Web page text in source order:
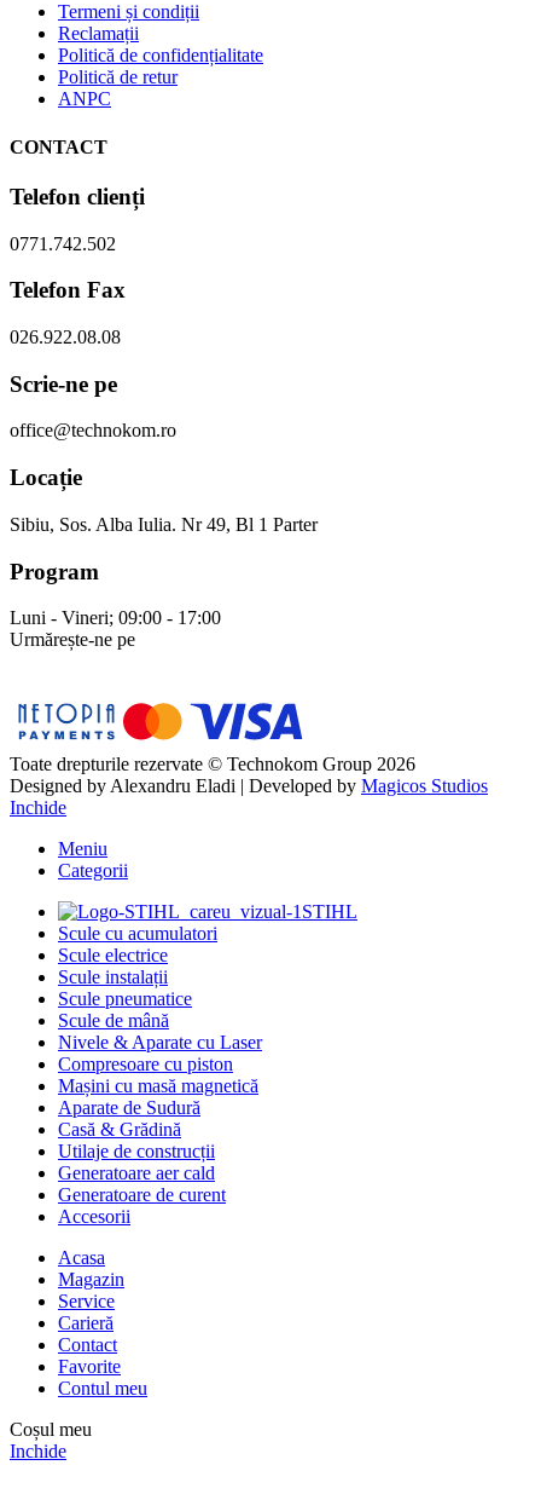
Termeni și condiții
Reclamații
Politică de confidențialitate
Politică de retur
ANPC
CONTACT
Telefon clienți
0771.742.502
Telefon Fax
026.922.08.08
Scrie-ne pe
office@technokom.ro
Locație
Sibiu, Sos. Alba Iulia. Nr 49, Bl 1 Parter
Program
Luni - Vineri; 09:00 - 17:00
Urmărește-ne pe
Toate drepturile rezervate © Technokom Group 2026
Designed by Alexandru Eladi | Developed by Magicos Studios
Inchide
Meniu
Categorii
STIHL
Scule cu acumulatori
Scule electrice
Scule instalații
Scule pneumatice
Scule de mână
Nivele & Aparate cu Laser
Compresoare cu piston
Mașini cu masă magnetică
Aparate de Sudură
Casă & Grădină
Utilaje de construcții
Generatoare aer cald
Generatoare de curent
Accesorii
Acasa
Magazin
Service
Carieră
Contact
Favorite
Contul meu
Coșul meu
Inchide